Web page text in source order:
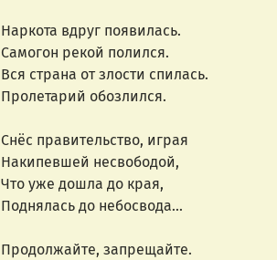
Наркота вдруг появилась.
Самогон рекой полился.
Вся страна от злости спилась.
Пролетарий обозлился.
Снёс правительство, играя
Накипевшей несвободой,
Что уже дошла до края,
Поднялась до небосвода...
Продолжайте, запрещайте.